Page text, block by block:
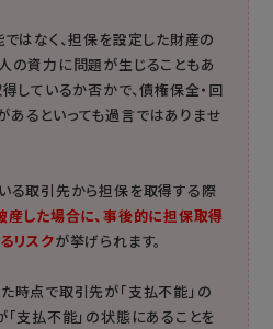
ではなく、担保を設定した財産の
の資力に問題が生じることもあ
しているか否かで、債権保全・回
るといっても過言ではありませ
る取引先から担保を取得する際
産した場合に、事後的に担保取得
リスクが挙げられます。
時点で取引先が「支払不能」の
「支払不能」の状態にあることを